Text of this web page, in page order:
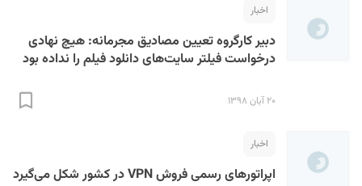
اخبار
دبیر کارگروه تعیین مصادیق مجرمانه: هیچ نهادی
درخواست فیلتر سایت‌های دانلود فیلم را نداده بود
۲۰ آبان ۱۳۹۸
اخبار
اپراتورهای رسمی فروش VPN در کشور شکل می‌گیرد